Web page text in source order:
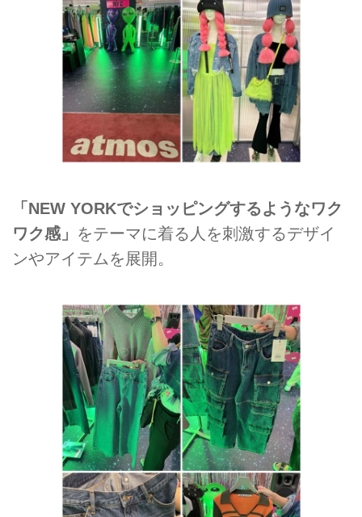
「NEW YORKでショッピングするようなワク
ワク感」 をテーマに着る人を刺激するデザイ
ンやアイテムを展開。